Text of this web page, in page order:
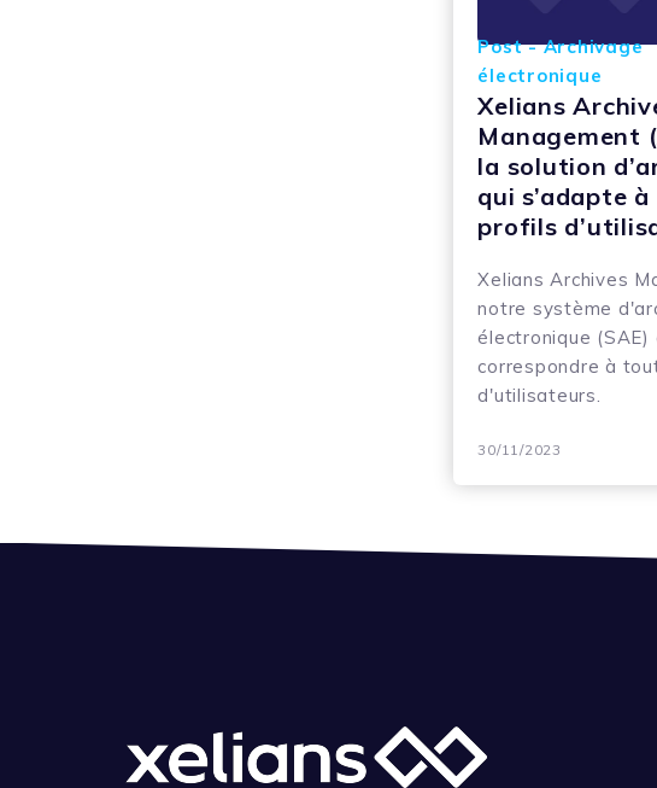
Post - Archivage
électronique
Xelians
Management
la solution
qui s’adapte
profils
Xelians Archives
notre système
électronique (SAE)
correspondre à
d'utilisateurs.
30/11/2023